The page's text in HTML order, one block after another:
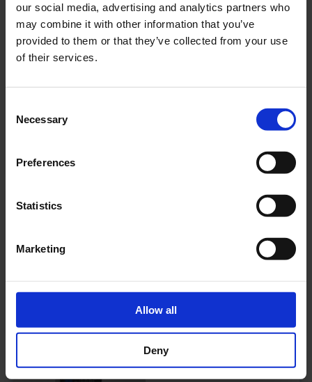
our social media, advertising and analytics partners who
may combine it with other information that you’ve
provided to them or that they’ve collected from your use
of their services.
Selection
Necessary
Preferences
Statistics
Marketing
Allow all
Deny
MI102
120
900 W
4
MI106